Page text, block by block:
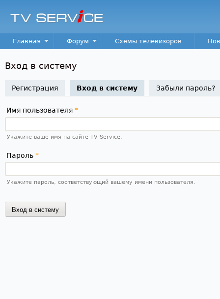
TV
Service
Main menu
Главная Форум Схемы телевизоров
Вход в систему
Регистрация Вход в систему(активная вкладка)
Забыли пароль?
Имя пользователя *
Укажите ваше имя на сайте TV Service.
Пароль *
Укажите пароль, соответствующий вашему имени пользователя.